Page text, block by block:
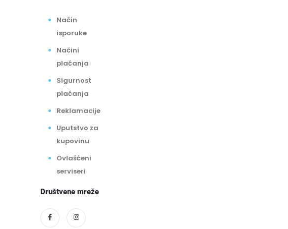
Način
isporuke
Načini
plaćanja
Sigurnost
plaćanja
Reklamacije
Uputstvo za
kupovinu
Ovlašćeni
serviseri
Društvene mreže